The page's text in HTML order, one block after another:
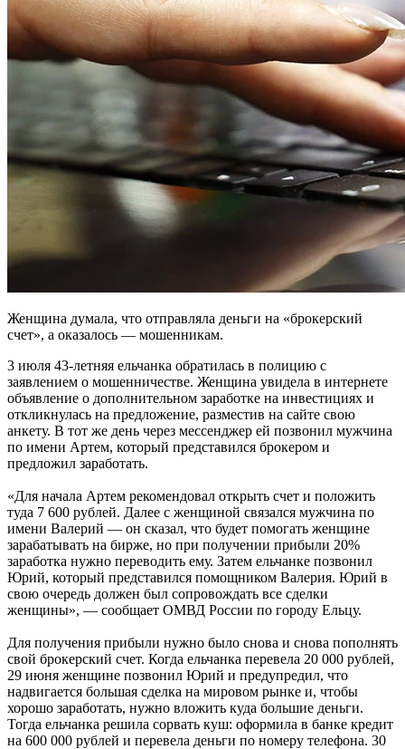
Женщина думала, что отправляла деньги на «брокерский
счет», а оказалось — мошенникам.
3 июля 43-летняя ельчанка обратилась в полицию с
заявлением о мошенничестве. Женщина увидела в интернете
объявление о дополнительном заработке на инвестициях и
откликнулась на предложение, разместив на сайте свою
анкету. В тот же день через мессенджер ей позвонил мужчина
по имени Артем, который представился брокером и
предложил заработать.
«Для начала Артем рекомендовал открыть счет и положить
туда 7 600 рублей. Далее с женщиной связался мужчина по
имени Валерий — он сказал, что будет помогать женщине
зарабатывать на бирже, но при получении прибыли 20%
заработка нужно переводить ему. Затем ельчанке позвонил
Юрий, который представился помощником Валерия. Юрий в
свою очередь должен был сопровождать все сделки
женщины», — сообщает ОМВД России по городу Ельцу.
Для получения прибыли нужно было снова и снова пополнять
свой брокерский счет. Когда ельчанка перевела 20 000 рублей,
29 июня женщине позвонил Юрий и предупредил, что
надвигается большая сделка на мировом рынке и, чтобы
хорошо заработать, нужно вложить куда большие деньги.
Тогда ельчанка решила сорвать куш: оформила в банке кредит
на 600 000 рублей и перевела деньги по номеру телефона. 30